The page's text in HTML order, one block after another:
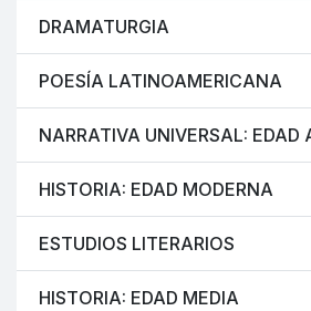
DRAMATURGIA
POESÍA LATINOAMERICANA
NARRATIVA UNIVERSAL: EDAD
HISTORIA: EDAD MODERNA
ESTUDIOS LITERARIOS
HISTORIA: EDAD MEDIA